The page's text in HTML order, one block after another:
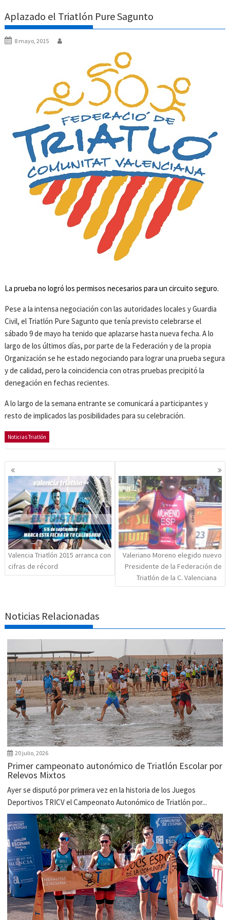
Aplazado el Triatlón Pure Sagunto
8 mayo, 2015
La prueba no logró los permisos necesarios para un circuito seguro.
Pese a la intensa negociación con las autoridades locales y Guardia
Civil, el Triatlón Pure Sagunto que tenía previsto celebrarse el
sábado 9 de mayo ha tenido que aplazarse hasta nueva fecha. A lo
largo de los últimos días, por parte de la Federación y de la propia
Organización se he estado negociando para lograr una prueba segura
y de calidad, pero la coincidencia con otras pruebas precipitó la
denegación en fechas recientes.
A lo largo de la semana entrante se comunicará a participantes y
resto de implicados las posibilidades para su celebración.
Noticias Triatlón
Navegación
de
entradas
Valencia Triatlón 2015 arranca con
cifras de récord
Valeriano Moreno elegido nuevo
Presidente de la Federación de
Triatlón de la C. Valenciana
Noticias Relacionadas
20 julio, 2026
Primer campeonato autonómico de Triatlón Escolar por
Relevos Mixtos
Ayer se disputó por primera vez en la historia de los Juegos
Deportivos TRICV el Campeonato Autonómico de Triatlón por...